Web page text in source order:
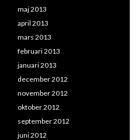
maj 2013
april 2013
mars 2013
februari 2013
januari 2013
december 2012
november 2012
oktober 2012
september 2012
juni 2012